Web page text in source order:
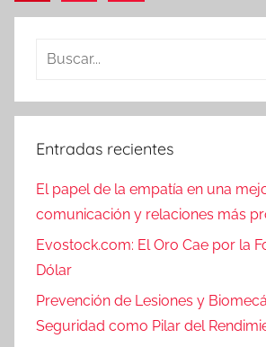
de
entradas
Buscar:
Entradas recientes
El papel de la empatía en una
comunicación y relaciones más
Evostock.com: El Oro Cae por la
Dólar
Prevención de Lesiones y
Seguridad como Pilar del